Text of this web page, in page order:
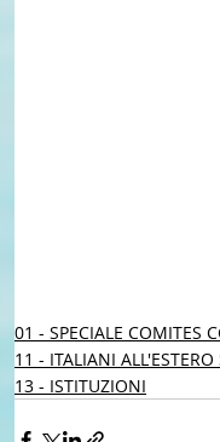
01 - SPECIALE COMITES
11 - ITALIANI
13 - ISTITUZIONI